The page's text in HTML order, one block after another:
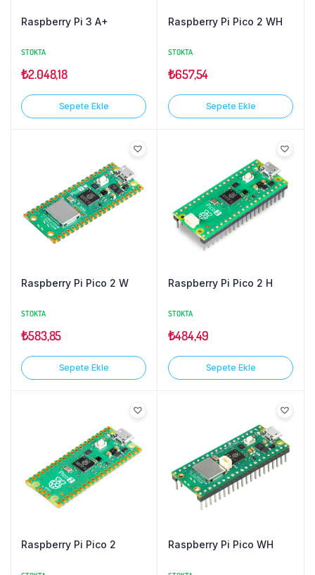
Raspberry Pi 3 A+
STOKTA
₺2.048,18
Sepete Ekle
Raspberry Pi Pico 2 WH
STOKTA
₺657,54
Sepete Ekle
Raspberry Pi Pico 2 W
STOKTA
₺583,85
Sepete Ekle
Raspberry Pi Pico 2 H
STOKTA
₺484,49
Sepete Ekle
Raspberry Pi Pico 2 Raspberry Pi Pico WH